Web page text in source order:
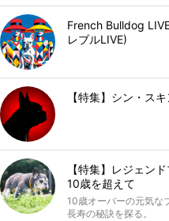
French Bulldog
レブルLIVE)
【特集】シン・ス
【特集】レジェン
10歳を超えて
10歳オーバーの元気な
長寿の秘訣を探る。